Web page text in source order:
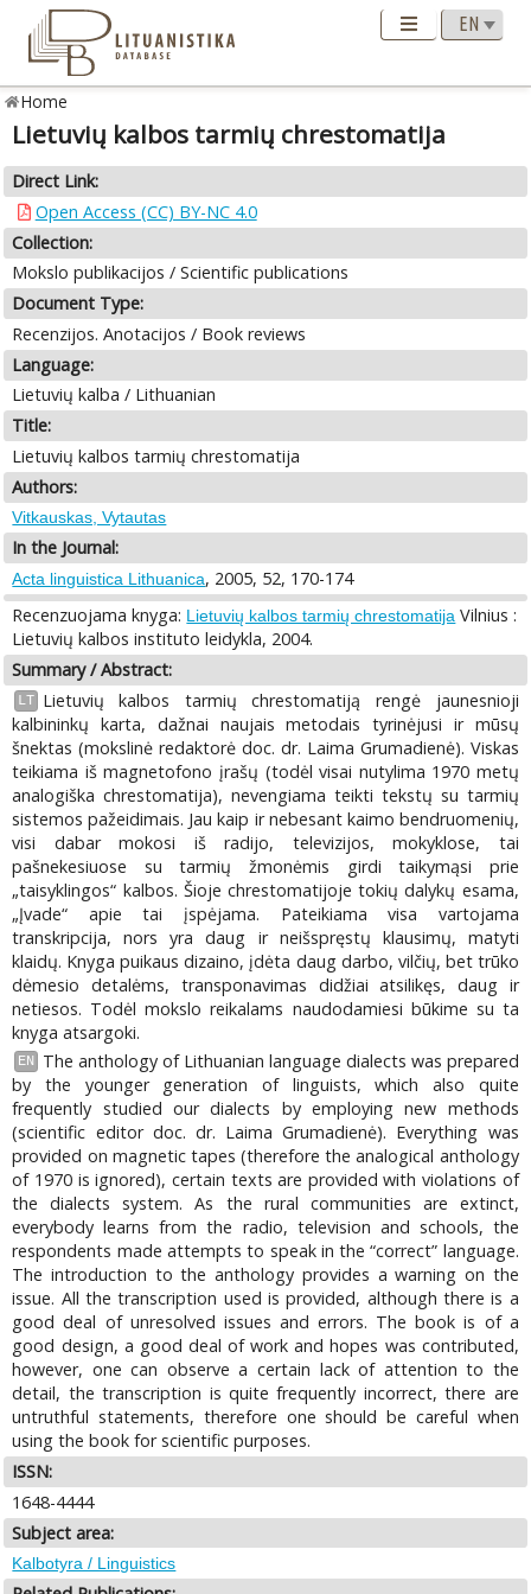
Home
Lietuvių kalbos tarmių chrestomatija
Direct Link:
Open Access (CC) BY-NC 4.0
Collection:
Mokslo publikacijos / Scientific publications
Document Type:
Recenzijos. Anotacijos / Book reviews
Language:
Lietuvių kalba / Lithuanian
Title:
Lietuvių kalbos tarmių chrestomatija
Authors:
Vitkauskas, Vytautas
In the Journal:
Acta linguistica Lithuanica, 2005, 52, 170-174
Recenzuojama knyga: Lietuvių kalbos tarmių chrestomatija Vilnius :
Lietuvių kalbos instituto leidykla, 2004.
Summary / Abstract:
LT
Lietuvių kalbos tarmių chrestomatiją rengė jaunesnioji
kalbininkų karta, dažnai naujais metodais tyrinėjusi ir mūsų
šnektas (mokslinė redaktorė doc. dr. Laima Grumadienė). Viskas
teikiama iš magnetofono įrašų (todėl visai nutylima 1970 metų
analogiška chrestomatija), nevengiama teikti tekstų su tarmių
sistemos pažeidimais. Jau kaip ir nebesant kaimo bendruomenių,
visi dabar mokosi iš radijo, televizijos, mokyklose, tai
pašnekesiuose su tarmių žmonėmis girdi taikymąsi prie
„taisyklingos“ kalbos. Šioje chrestomatijoje tokių dalykų esama,
„Įvade“ apie tai įspėjama. Pateikiama visa vartojama
transkripcija, nors yra daug ir neišspręstų klausimų, matyti
klaidų. Knyga puikaus dizaino, įdėta daug darbo, vilčių, bet trūko
dėmesio detalėms, transponavimas didžiai atsilikęs, daug ir
netiesos. Todėl mokslo reikalams naudodamiesi būkime su ta
knyga atsargoki.
EN
The anthology of Lithuanian language dialects was prepared
by the younger generation of linguists, which also quite
frequently studied our dialects by employing new methods
(scientific editor doc. dr. Laima Grumadienė). Everything was
provided on magnetic tapes (therefore the analogical anthology
of 1970 is ignored), certain texts are provided with violations of
the dialects system. As the rural communities are extinct,
everybody learns from the radio, television and schools, the
respondents made attempts to speak in the “correct” language.
The introduction to the anthology provides a warning on the
issue. All the transcription used is provided, although there is a
good deal of unresolved issues and errors. The book is of a
good design, a good deal of work and hopes was contributed,
however, one can observe a certain lack of attention to the
detail, the transcription is quite frequently incorrect, there are
untruthful statements, therefore one should be careful when
using the book for scientific purposes.
ISSN:
1648-4444
Subject area:
Kalbotyra / Linguistics